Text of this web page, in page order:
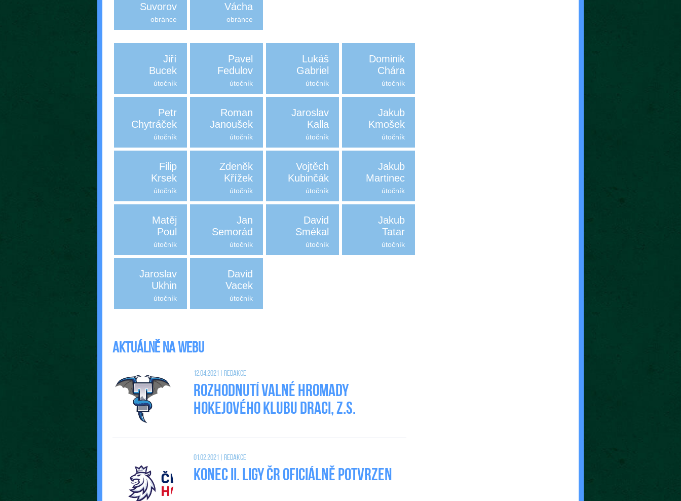
Suvorov
obránce
Vácha
obránce
Jiří
Bucek
útočník
Pavel
Fedulov
útočník
Lukáš
Gabriel
útočník
Dominik
Chára
útočník
Petr
Chytráček
útočník
Roman
Janoušek
útočník
Jaroslav
Kalla
útočník
Jakub
Kmošek
útočník
Filip
Krsek
útočník
Zdeněk
Křížek
útočník
Vojtěch
Kubinčák
útočník
Jakub
Martinec
útočník
Matěj
Poul
útočník
Jan
Semorád
útočník
David
Smékal
útočník
Jakub
Tatar
útočník
Jaroslav
Ukhin
útočník
David
Vacek
útočník
Aktuálně na webu
12.04.2021 | Redakce
Rozhodnutí valné hromady
Hokejového klubu DRACI, z.s.
01.02.2021 | Redakce
Konec II. Ligy ČR oficiálně potvrzen